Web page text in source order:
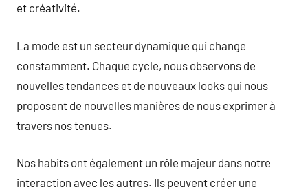
et créativité.
La mode est un secteur dynamique qui change
constamment. Chaque cycle, nous observons de
nouvelles tendances et de nouveaux looks qui nous
proposent de nouvelles manières de nous exprimer à
travers nos tenues.
Nos habits ont également un rôle majeur dans notre
interaction avec les autres. Ils peuvent créer une